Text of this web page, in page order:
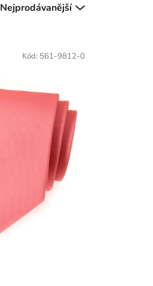
Nejprodávanější
Kód: 561-9812-0